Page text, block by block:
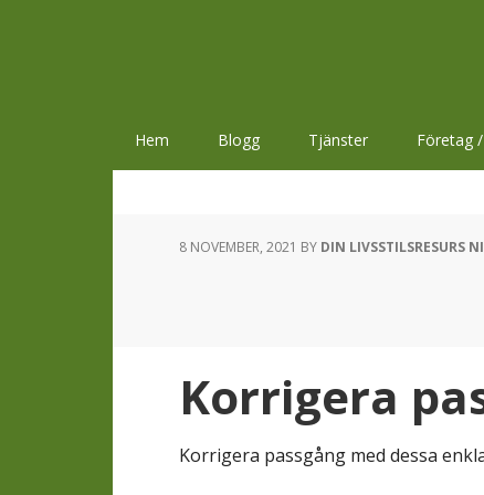
Hem Blogg Tjänster Företag
8 NOVEMBER, 2021 BY DIN LIVSSTILSRESURS
Korrigera
Korrigera passgång med dessa